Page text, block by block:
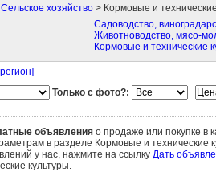
Сельское хозяйство> Кормовые и
Садоводство,
Животноводство, мясо-
Кормовые и технические
Только с фото?:
объявленияо продаже или покупке в
в разделе Кормовые и технические
у нас, нажмите на ссылку Дать
культуры.